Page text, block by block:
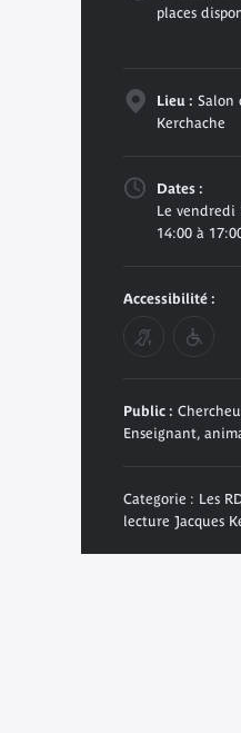
places
Lieu : Salon
Kerchache
Dates :
Le vendredi
14:00 à
Accessibilité :
Public :
Enseignant,
Categorie : Les
lecture Jacques